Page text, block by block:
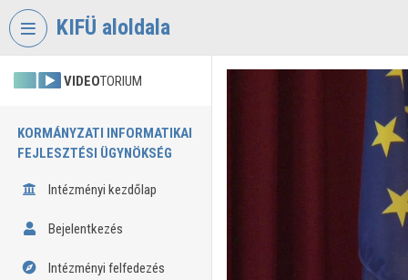
Fejléc kihagyása
KIFÜ aloldala
VIDEOTORIUM
KORMÁNYZATI INFORMATIKAI
FEJLESZTÉSI ÜGYNÖKSÉG
Intézményi kezdőlap
Bejelentkezés
Intézményi felfedezés